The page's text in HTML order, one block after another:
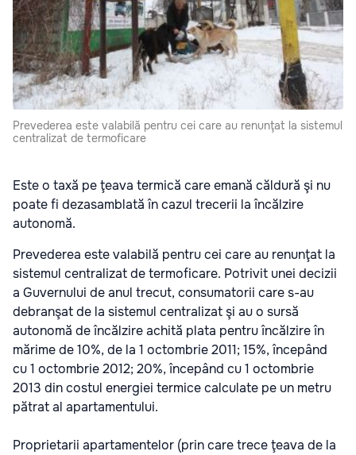
Prevederea este valabilă pentru cei care au renunţat la sistemul
centralizat de termoficare
Este o taxă pe ţeava termică care emană căldură şi nu
poate fi dezasamblată în cazul trecerii la încălzire
autonomă.
Prevederea este valabilă pentru cei care au renunţat la
sistemul centralizat de termoficare. Potrivit unei decizii
a Guvernului de anul trecut, consumatorii care s-au
debranşat de la sistemul centralizat şi au o sursă
autonomă de încălzire achită plata pentru încălzire în
mărime de 10%, de la 1 octombrie 2011; 15%, începând
cu 1 octombrie 2012; 20%, începând cu 1 octombrie
2013 din costul energiei termice calculate pe un metru
pătrat al apartamentului.
Proprietarii apartamentelor (prin care trece ţeava de la